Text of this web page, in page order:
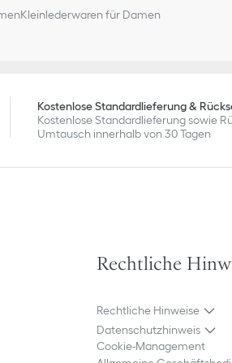
Kleinlederwaren für Damen
Kostenlose Standardlieferung &
Kostenlose Standardlieferung sowie
Umtausch innerhalb von 30 Tagen
Rechtliche
Rechtliche Hinweise
Datenschutzhinweis
Cookie-Management